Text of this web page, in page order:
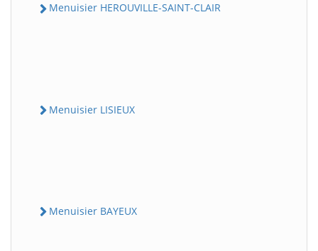
Menuisier HEROUVILLE-SAINT-CLAIR
Menuisier LISIEUX
Menuisier BAYEUX